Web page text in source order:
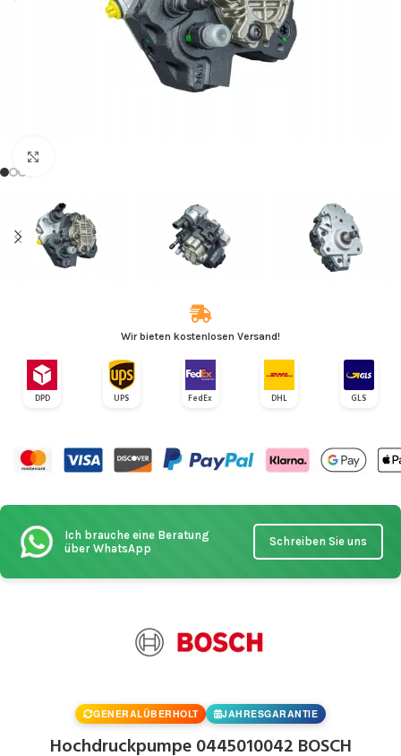
Wir bieten kostenlosen Versand!
DPD UPS FedEx DHL GLS
Ich brauche eine Beratung
über WhatsApp
Schreiben Sie uns
GENERALÜBERHOLT JAHRESGARANTIE
Hochdruckpumpe 0445010042 BOSCH